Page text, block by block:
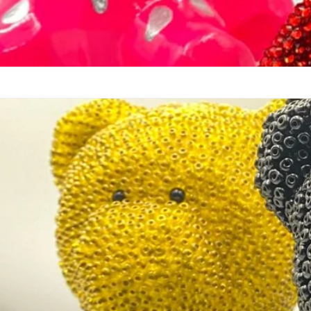
Tell your brand's story through
Button label